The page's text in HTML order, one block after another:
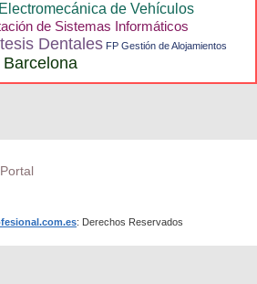
de Vehículos
de Sistemas Informáticos
Dentales FP Gestión de Alojamientos
: Derechos Reservados